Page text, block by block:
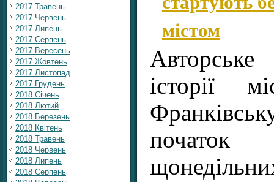
2017 Травень
2017 Червень
2017 Липень
2017 Серпень
2017 Вересень
2017 Жовтень
2017 Листопад
2017 Грудень
2018 Січень
2018 Лютий
2018 Березень
2018 Квітень
2018 Травень
2018 Червень
2018 Липень
2018 Серпень
містом
історії